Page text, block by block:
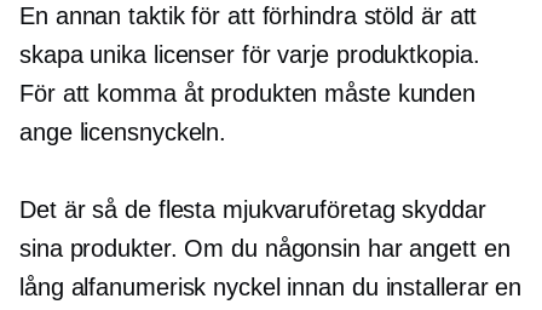
En annan taktik för att förhindra stöld är att
skapa unika licenser för varje produktkopia.
För att komma åt produkten måste kunden
ange licensnyckeln.
Det är så de flesta mjukvaruföretag skyddar
sina produkter. Om du någonsin har angett en
lång alfanumerisk nyckel innan du installerar en